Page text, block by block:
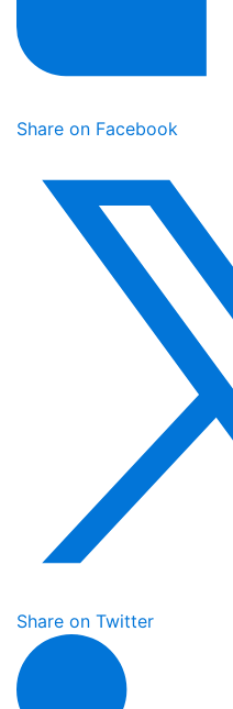
Share on Facebook
Share on Twitter